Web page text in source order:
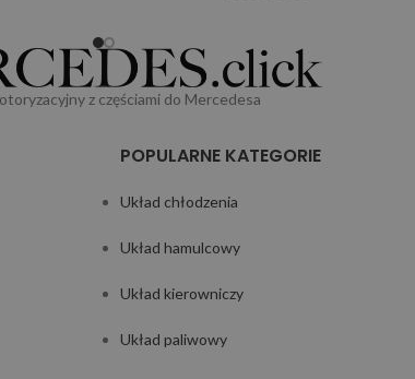
z częściami do Mercedesa
POPULARNE KATEGORIE
Układ chłodzenia
Układ hamulcowy
Układ kierowniczy
Układ paliwowy